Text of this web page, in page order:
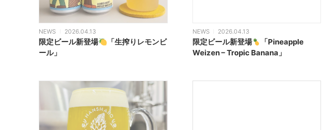
NEWS 2026.04.13
限定ビール新登場
「生搾りレモンビ
ール」
NEWS 2026.04.13
限定ビール新登場
「Pineapple
Weizen – Tropic Banana」